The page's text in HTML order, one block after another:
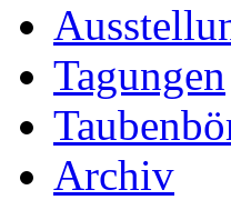
Tagungen
Archiv